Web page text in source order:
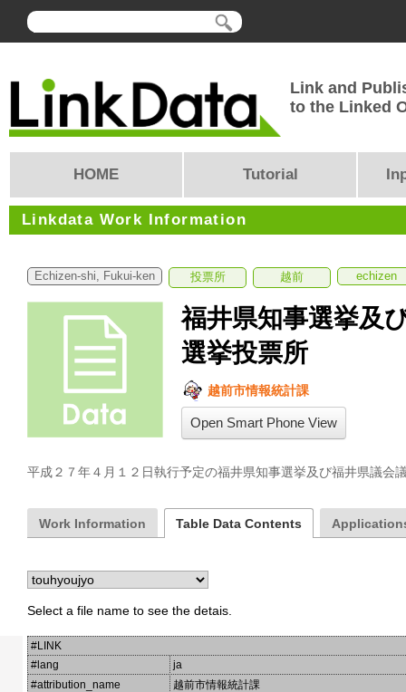
Link and
to the Linked
HOME Tutorial
Linkdata Work Information
Echizen-shi, Fukui-ken 投票所 越前 echizen
福井県知事選挙及
選挙投票所
越前市情報統計課
Open Smart Phone View
平成２７年４月１２日執行予定の福井県知事選挙及び福井県議会
Work Information Table Data Contents
Select a file name to see the detais.
#LINK
#lang
ja
#attribution_name
越前市情報統計課